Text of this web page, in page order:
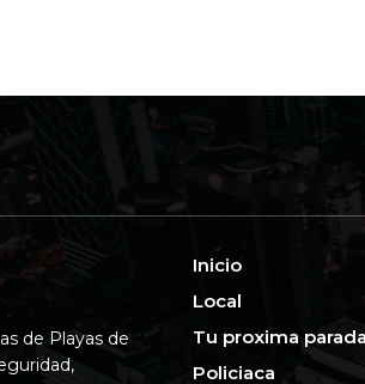
de Playas de
Inicio
Local
Tu proxima parada
Policiaca